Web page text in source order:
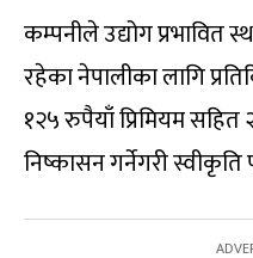
कम्पनीले उद्योग प्रभावित
रहेका नेपालीका लागि
१२५ रुपैयाँ प्रिमियम
निष्कासन गर्नेगरी स्वीकृति